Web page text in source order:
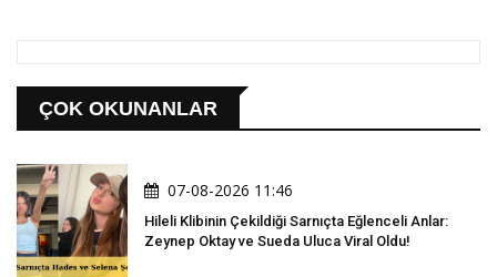
ÇOK OKUNANLAR
07-08-2026 11:46
Hileli Klibinin Çekildiği Sarnıçta Eğlenceli Anlar:
Zeynep Oktay ve Sueda Uluca Viral Oldu!